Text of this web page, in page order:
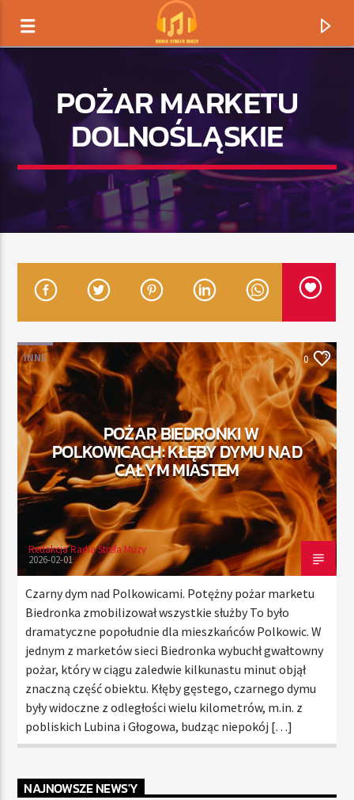
TERAZ GRAMY
TYTUŁ
ARTYSTA
TERAZ
RADIO STREFA MUZY
00:00 21:00
Radio Strefa Muzy
POŻAR MARKETU
DOLNOŚLĄSKIE
INNE 0
POŻAR BIEDRONKI W
POLKOWICACH: KŁĘBY DYMU NAD
CAŁYM MIASTEM
Redakcja Radia Strefa Muzy
2026-02-01
Czarny dym nad Polkowicami. Potężny pożar marketu
Biedronka zmobilizował wszystkie służby To było
dramatyczne popołudnie dla mieszkańców Polkowic. W
jednym z marketów sieci Biedronka wybuchł gwałtowny
pożar, który w ciągu zaledwie kilkunastu minut objął
znaczną część obiektu. Kłęby gęstego, czarnego dymu
były widoczne z odległości wielu kilometrów, m.in. z
pobliskich Lubina i Głogowa, budząc niepokój […]
NAJNOWSZE NEWS'Y